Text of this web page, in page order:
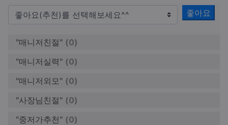
좋아요
"매니저친절" (0)
"매니저실력" (0)
"매니저외모" (0)
"사장님친절" (0)
"중저가추천" (0)